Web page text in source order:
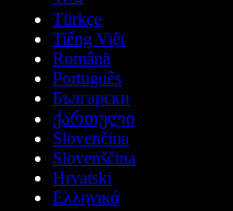
Türkçe
Tiếng Việt
Română
Português
Български
ქართული
Slovenčina
Slovenščina
Hrvatski
Ελληνικά